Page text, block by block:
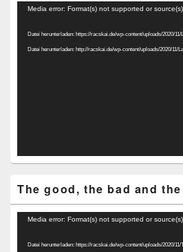
Video-
Media error: Format(s) not supported or
Datei herunterladen: https://racskai.de/wp-content/uploads/2020/
Datei herunterladen: http://racskai.de/wp-content/uploads/2020/11/
The good, the bad and
Video-
Media error: Format(s) not supported or
Datei herunterladen: https://racskai.de/wp-content/uploads/2020/